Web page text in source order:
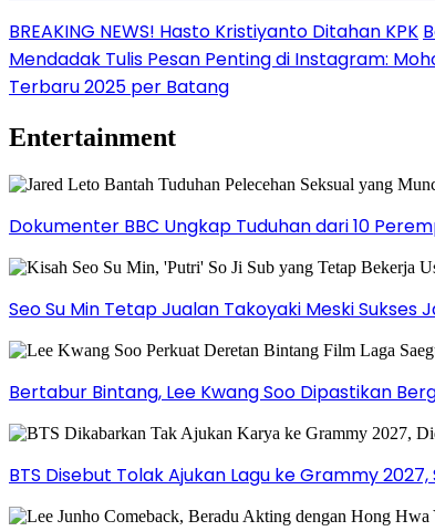
BREAKING NEWS! Hasto Kristiyanto Ditahan KPK
Mendadak Tulis Pesan Penting di Instagram:
Terbaru 2025 per Batang
Entertainment
Dokumenter BBC Ungkap Tuduhan dari 10
Seo Su Min Tetap Jualan Takoyaki Meski
Bertabur Bintang, Lee Kwang Soo Dipastikan
BTS Disebut Tolak Ajukan Lagu ke Grammy